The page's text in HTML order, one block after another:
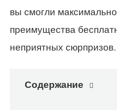
вы смогли
преимущества
неприятных сюрпризов.
Содержание